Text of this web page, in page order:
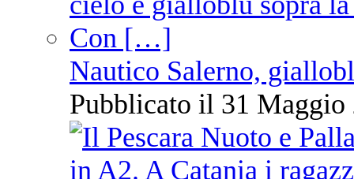
Nautico Salerno,
Pubblicato il 31 Maggio